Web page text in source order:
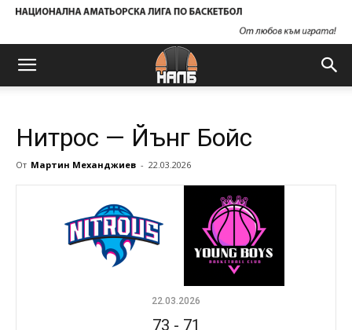
Нитрос — Йънг Бойс
От Мартин Механджиев - 22.03.2026
22.03.2026
73 - 71